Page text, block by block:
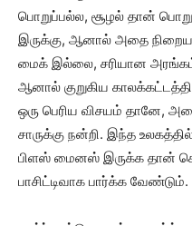
பொறுப்பல்ல, சூழல் தான்
இருக்கு, ஆனால் அதை
மைக் இல்லை, சரியான
ஆனால் குறுகிய
ஒரு பெரிய விசயம் தானே,
சாருக்கு நன்றி. இந்த
பிளஸ் மைனஸ் இருக்க தான்
பாசிட்டிவாக பார்க்க வேண்டும்.